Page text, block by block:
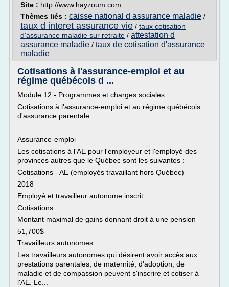
Site : http://www.hayzoum.com
Thèmes liés : caisse national d assurance maladie /
taux d interet assurance vie / taux cotisation
d'assurance maladie sur retraite / attestation d
assurance maladie / taux de cotisation d'assurance
maladie
Cotisations à l'assurance-emploi et au
régime québécois d ...
Module 12 - Programmes et charges sociales
Cotisations à l'assurance-emploi et au régime québécois
d'assurance parentale
Assurance-emploi
Les cotisations à l'AE pour l'employeur et l'employé des
provinces autres que le Québec sont les suivantes :
Cotisations - AE (employés travaillant hors Québec)
2018
Employé et travailleur autonome inscrit
Cotisations:
Montant maximal de gains donnant droit à une pension
51,700$
Travailleurs autonomes
Les travailleurs autonomes qui désirent avoir accès aux
prestations parentales, de maternité, d'adoption, de
maladie et de compassion peuvent s'inscrire et cotiser à
l'AE. Le...